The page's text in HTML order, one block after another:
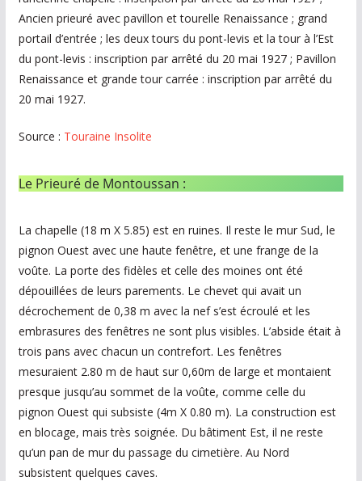
Ancien prieuré avec pavillon et tourelle Renaissance ; grand
portail d’entrée ; les deux tours du pont-levis et la tour à l’Est
du pont-levis : inscription par arrêté du 20 mai 1927 ; Pavillon
Renaissance et grande tour carrée : inscription par arrêté du
20 mai 1927.
Source : Touraine Insolite
Le Prieuré de Montoussan :
La chapelle (18 m X 5.85) est en ruines. Il reste le mur Sud, le
pignon Ouest avec une haute fenêtre, et une frange de la
voûte. La porte des fidèles et celle des moines ont été
dépouillées de leurs parements. Le chevet qui avait un
décrochement de 0,38 m avec la nef s’est écroulé et les
embrasures des fenêtres ne sont plus visibles. L’abside était à
trois pans avec chacun un contrefort. Les fenêtres
mesuraient 2.80 m de haut sur 0,60m de large et montaient
presque jusqu’au sommet de la voûte, comme celle du
pignon Ouest qui subsiste (4m X 0.80 m). La construction est
en blocage, mais très soignée. Du bâtiment Est, il ne reste
qu’un pan de mur du passage du cimetière. Au Nord
subsistent quelques caves.